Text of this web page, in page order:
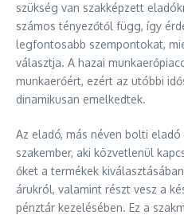
szükség van szakképzett
számos tényezőtől függ, így
legfontosabb szempontokat,
választja. A hazai
munkaerőért, ezért az utóbbi
dinamikusan emelkedtek.
Az eladó, más néven bolti
szakember, aki közvetlenül
őket a termékek
árukról, valamint részt vesz a
pénztár kezelésében. Ez a